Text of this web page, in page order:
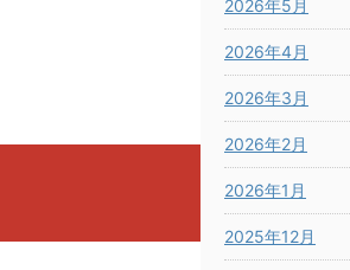
2026年5月
2026年4月
2026年3月
2026年2月
2026年1月
2025年12月